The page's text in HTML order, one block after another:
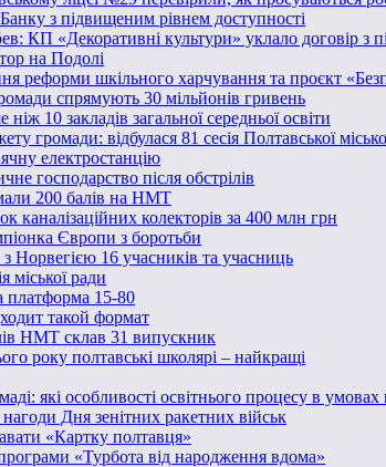
з підвищеним рівнем доступності
КП «Декоративні культури» уклало договір з
на Подолі
реформи шкільного харчування та проєкт
спрямують 30 мільйонів гривень
10 закладів загальної середньої освіти
громади: відбулася 81 сесія Полтавської
електростанцію
господарство після обстрілів
200 балів на НМТ
каналізаційних колекторів за 400 млн грн
Європи з боротьби
Норвегією 16 учасників та учасниць
міської ради
платформа 15-80
такой формат
НМТ склав 31 випускник
року полтавські школярі – найкращі
які особливості освітнього процесу в
Дня зенітних ракетних військ
«Картку полтавця»
«Турбота від народження вдома»